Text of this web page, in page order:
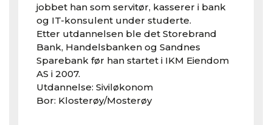
jobbet han som servitør, kasserer i bank
og IT-konsulent under studerte.
Etter utdannelsen ble det Storebrand
Bank, Handelsbanken og Sandnes
Sparebank før han startet i IKM Eiendom
AS i 2007.
Utdannelse: Siviløkonom
Bor: Klosterøy/Mosterøy